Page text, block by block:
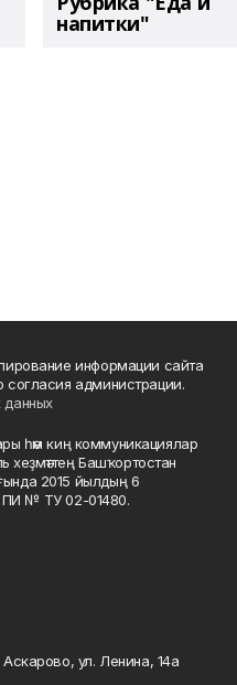
напитки"
информации сайта
согласия администрации.
данных
һәм киң коммуникациялар
хеҙмәттең Башҡортостан
2015 йылдың 6
ПИ № ТУ 02-01480.
ул. Ленина, 14а